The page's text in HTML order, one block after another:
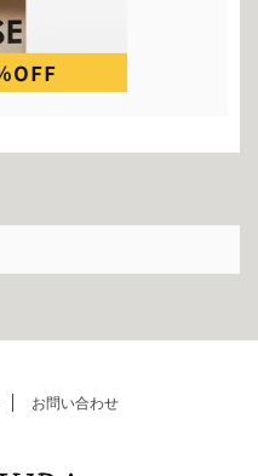
お問い合わせ